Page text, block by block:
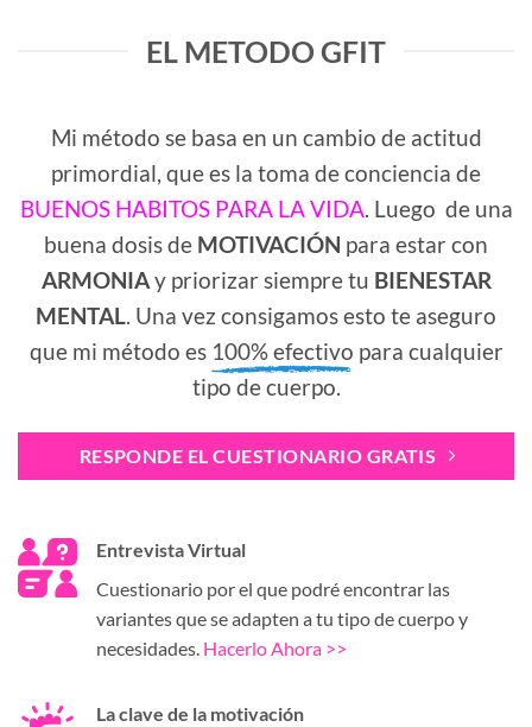
EL METODO GFIT
Mi método se basa en un cambio de actitud
primordial, que es la toma de conciencia de
BUENOS HABITOS PARA LA VIDA. Luego de una
buena dosis de MOTIVACIÓN para estar con
ARMONIAy priorizar siempre tu BIENESTAR
MENTAL. Una vez consigamos esto te aseguro
que mi método es 100% efectivo para cualquier
tipo de cuerpo.
RESPONDE EL CUESTIONARIO GRATIS
Entrevista Virtual
Cuestionario por el que podré encontrar las
variantes que se adapten a tu tipo de cuerpo y
necesidades. Hacerlo Ahora >>
La clave de la motivación